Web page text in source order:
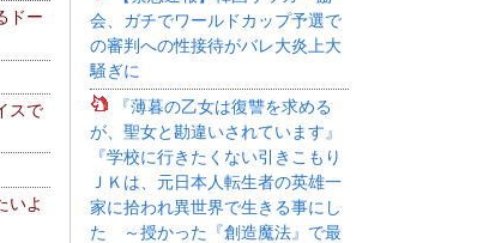
ドー
スで
いよ
会、ガチでワールドカップ予選で
の審判への性接待がバレ大炎上大
騒ぎに
『薄暮の乙女は復讐を求める
が、聖女と勘違いされています』
『学校に行きたくない引きこもり
ＪＫは、元日本人転生者の英雄一
家に拾われ異世界で生きる事にし
た ～授かった『創造魔法』で最